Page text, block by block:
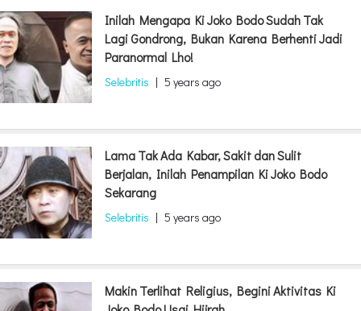
Inilah Mengapa Ki Joko Bodo Sudah Tak
Lagi Gondrong, Bukan Karena Berhenti Jadi
Paranormal Lho!
Selebritis | 5 years ago
Lama Tak Ada Kabar, Sakit dan Sulit
Berjalan, Inilah Penampilan Ki Joko Bodo
Sekarang
Selebritis | 5 years ago
Makin Terlihat Religius, Begini Aktivitas Ki